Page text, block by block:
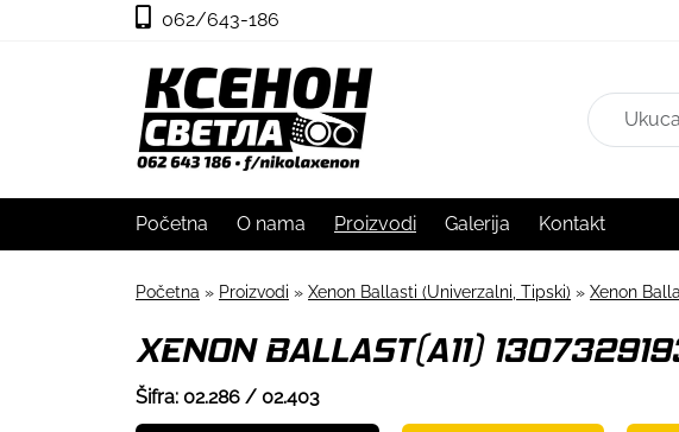
062/643-186
Početna O nama Proizvodi Galerija Kontakt
Početna » Proizvodi » Xenon Ballasti (Univerzalni, Tipski) » Xenon
XENON BALLAST(A11)
Šifra: 02.286 / 02.403